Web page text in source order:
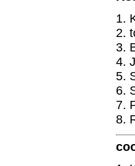
1.
2.
3.
4.
5.
6.
7.
8.